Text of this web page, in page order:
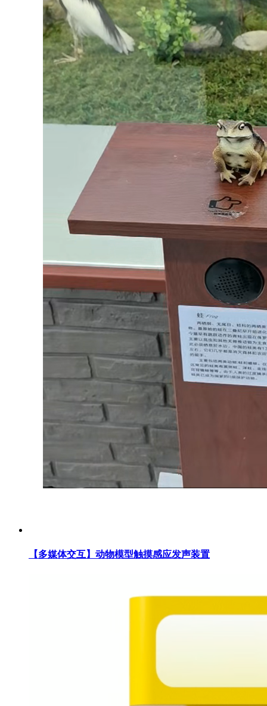
【多媒体交互】动物模型触摸感应发声装置